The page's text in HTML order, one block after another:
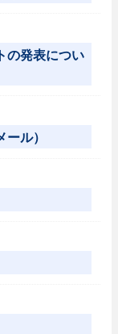
の発表につい
ル）